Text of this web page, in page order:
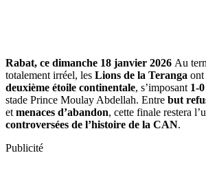
Rabat, ce dimanche 18 janvier 2026 Au
totalement irréel, les Lions de la Teranga ont
deuxième étoile continentale, s’imposant 1-
stade Prince Moulay Abdellah. Entre but
et menaces d’abandon, cette finale restera
controversées de l’histoire de la CAN.
Publicité